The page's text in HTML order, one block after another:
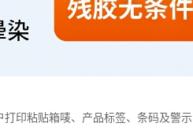
印粘贴箱唛、产品标签、条码及警示